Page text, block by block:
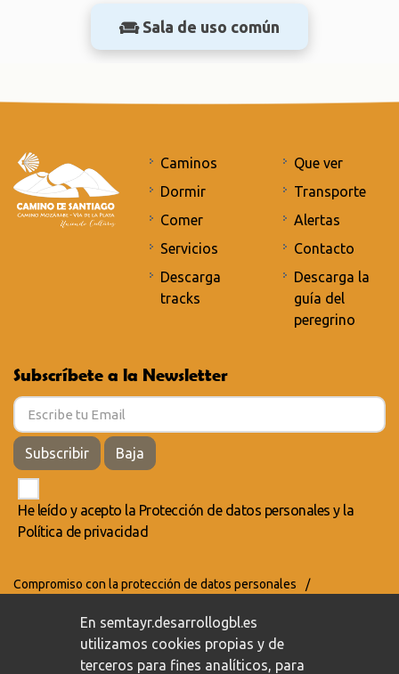
Sala de uso común
Caminos
Dormir
Comer
Servicios
Descarga
tracks
Que ver
Transporte
Alertas
Contacto
Descarga la
guía del
peregrino
Subscríbete a la Newsletter
Subscribir Baja
He leído y acepto la Protección de datos personales y la
Política de privacidad
Compromiso con la protección de datos personales
/
En semtayr.desarrollogbl.es
utilizamos cookies propias y de
terceros para fines analíticos, para